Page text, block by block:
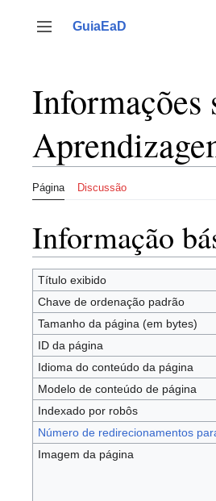
para
Alternar barra lateral
GuiaEaD
Página Discussão
Informação
Título exibido
Chave de ordenação padrão
Tamanho da página (em bytes)
ID da página
Idioma do conteúdo da página
Modelo de conteúdo de página
Indexado por robôs
Número de redirecionamentos
Imagem da página